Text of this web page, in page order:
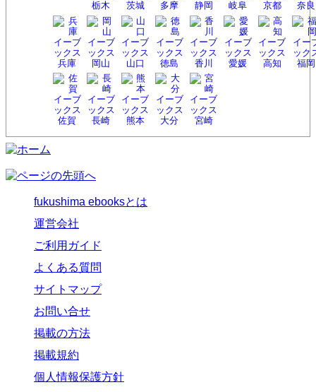
栃木 茨城 多摩 静岡 岐阜 京都 奈良
兵庫 岡山 山口 徳島 香川 愛媛 高知 福岡
佐賀 長崎 熊本 大分 宮崎
fukushima ebooksとは
運営会社
ご利用ガイド
よくある質問
サイトマップ
お問い合せ
掲載の方法
掲載規約
個人情報保護方針